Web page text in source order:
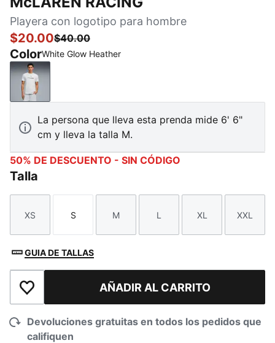
Playera con logotipo para hombre
$20.00$40.00
ColorWhite Glow Heather
White Glow Heather
La persona que lleva esta prenda mide 6' 6"
cm y lleva la talla M.
50% DE DESCUENTO - SIN CÓDIGO
Talla
Talla
XS
Talla
S
Talla
M
Talla
L
Talla
XL
Talla
XXL
GUIA DE TALLAS
Añadir a la lista de deseosAÑADIR AL CARRITO
Devoluciones gratuitas en todos los pedidos que
califiquen